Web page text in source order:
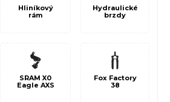
Hliníkový
rám
Hydraulické
brzdy
SRAM X0
Eagle AXS
Fox Factory
38